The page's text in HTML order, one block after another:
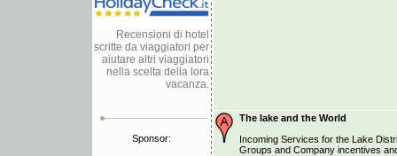
Recensioni di hotel
scritte da viaggiatori per
aiutare altri viaggiatori
nella scelta della lora
vacanza.
Sponsor:
The lake and the World
Incoming Services for the Lake
Groups and Company incentives